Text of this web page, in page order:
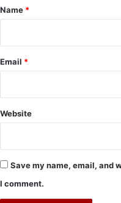
*
Name *
Email *
Website
Save my name, email, and
I comment.